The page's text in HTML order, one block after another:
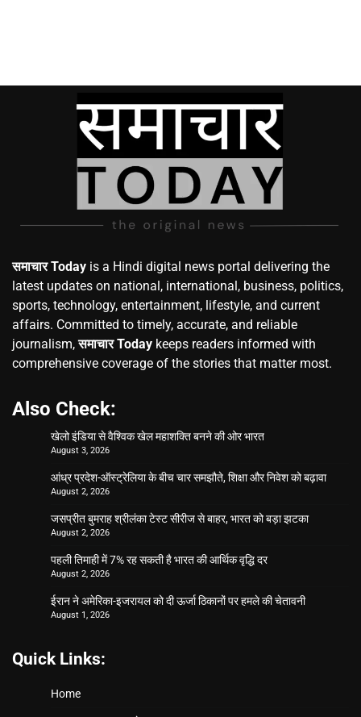
समाचार Today is a Hindi digital news portal delivering the
latest updates on national, international, business, politics,
sports, technology, entertainment, lifestyle, and current
affairs. Committed to timely, accurate, and reliable
journalism,समाचार Today keeps readers informed with
comprehensive coverage of the stories that matter most.
Also Check:
खेलो इंडिया से वैश्विक खेल महाशक्ति बनने की ओर भारत
August 3, 2026
आंध्र प्रदेश-ऑस्ट्रेलिया के बीच चार समझौते, शिक्षा और निवेश को बढ़ावा
August 2, 2026
जसप्रीत बुमराह श्रीलंका टेस्ट सीरीज से बाहर, भारत को बड़ा झटका
August 2, 2026
पहली तिमाही में 7% रह सकती है भारत की आर्थिक वृद्धि दर
August 2, 2026
ईरान ने अमेरिका-इजरायल को दी ऊर्जा ठिकानों पर हमले की चेतावनी
August 1, 2026
Quick Links:
Home